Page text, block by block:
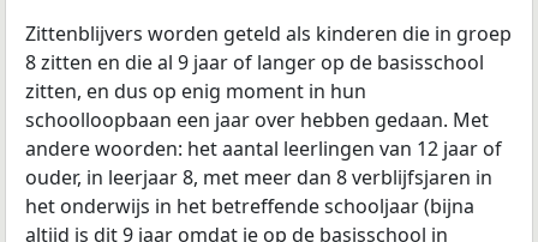
Zittenblijvers worden geteld als kinderen die in groep
8 zitten en die al 9 jaar of langer op de basisschool
zitten, en dus op enig moment in hun
schoolloopbaan een jaar over hebben gedaan. Met
andere woorden: het aantal leerlingen van 12 jaar of
ouder, in leerjaar 8, met meer dan 8 verblijfsjaren in
het onderwijs in het betreffende schooljaar (bijna
altijd is dit 9 jaar omdat je op de basisschool in